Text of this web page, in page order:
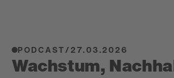
PODCAST/27.03.2026
Wachstum,